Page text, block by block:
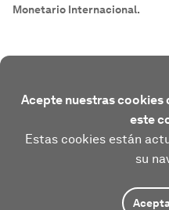
Monetario Internacional.
Acepte nuestras cookies
este
Estas cookies están
su